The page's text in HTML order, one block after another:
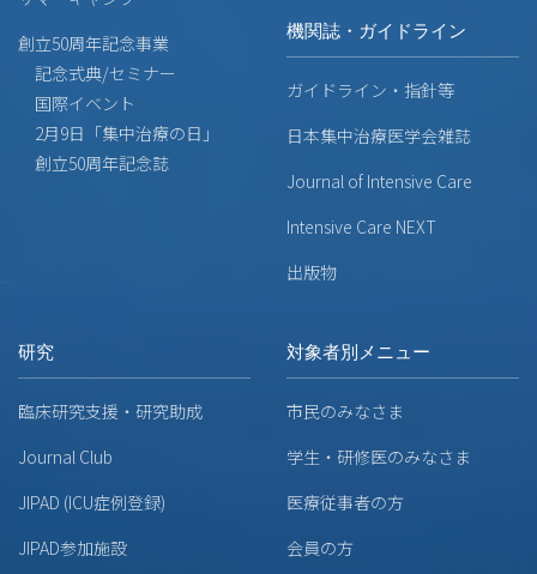
創立50周年記念事業
記念式典/セミナー
国際イベント
2月9日「集中治療の日」
創立50周年記念誌
機関誌・ガイドライン
ガイドライン・指針等
日本集中治療医学会雑誌
Journal of Intensive Care
Intensive Care NEXT
出版物
研究
臨床研究支援・研究助成
Journal Club
JIPAD (ICU症例登録)
JIPAD参加施設
対象者別メニュー
市民のみなさま
学生・研修医のみなさま
医療従事者の方
会員の方